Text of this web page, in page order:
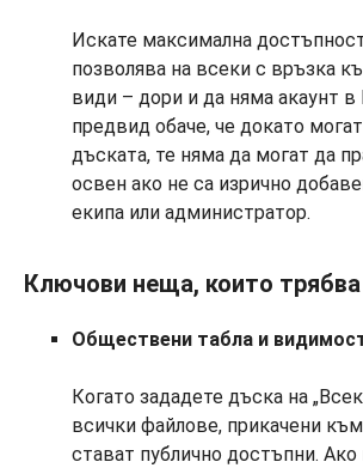
Искате максимална
позволява на всеки с връзка
види – дори и да няма акаунт в
предвид обаче, че докато
дъската, те няма да могат да
освен ако не са изрично
екипа или администратор.
Ключови неща, които
Обществени табла и
Когато зададете дъска на
всички файлове, прикачени
стават публично достъпни. Ако